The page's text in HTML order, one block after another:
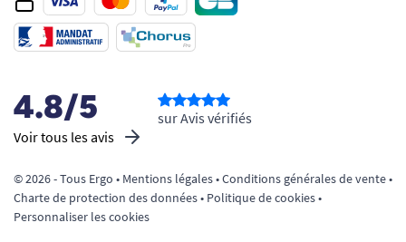
4.8/5
Voir tous les avis
sur Avis vérifiés
© 2026 - Tous Ergo • Mentions légales•Conditions générales de vente•
Charte de protection des données• Politique de cookies•
Personnaliser les cookies